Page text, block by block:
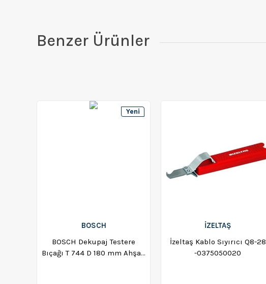
Benzer Ürünler
BOSCH
BOSCH Dekupaj Testere
Bıçağı T 744 D 180 mm Ahşap
Yeni
İZELTAŞ
İzeltaş Kablo Sıyırıcı Q8-28
-0375050020